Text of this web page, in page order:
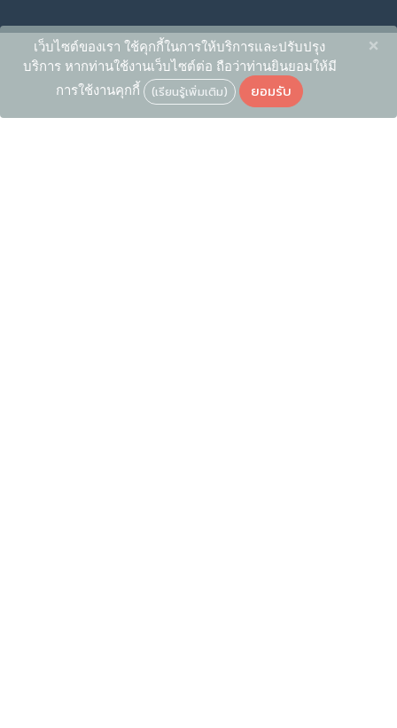
เว็บไซต์ของเรา ใช้คุกกี้ในการให้บริการและปรับปรุง
บริการ หากท่านใช้งานเว็บไซต์ต่อ ถือว่าท่านยินยอมให้มี
การใช้งานคุกกี้ (เรียนรู้เพิ่มเติม) ยอมรับ
×